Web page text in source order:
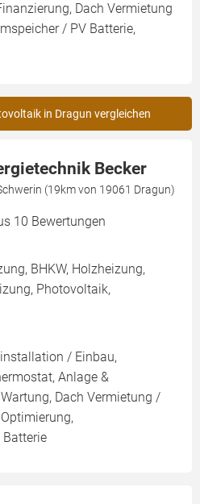
Dach Vermietung
/ PV Batterie,
in Dragun vergleichen
Becker
(19km von 19061 Dragun)
10 Bewertungen
BHKW, Holzheizung,
Photovoltaik,
/ Einbau,
Anlage &
Dach Vermietung /